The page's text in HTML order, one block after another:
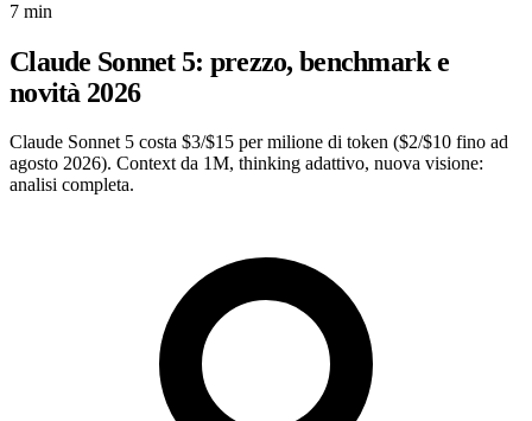
7 min
Claude Sonnet 5: prezzo, benchmark e
novità 2026
Claude Sonnet 5 costa $3/$15 per milione di token ($2/$10 fino ad
agosto 2026). Context da 1M, thinking adattivo, nuova visione:
analisi completa.